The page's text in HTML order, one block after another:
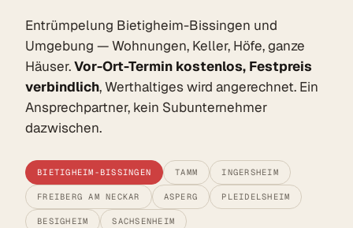
Entrümpelung Bietigheim-Bissingen und
Umgebung — Wohnungen, Keller, Höfe, ganze
Häuser.Vor-Ort-Termin kostenlos, Festpreis
verbindlich, Werthaltiges wird angerechnet. Ein
Ansprechpartner, kein Subunternehmer
dazwischen.
BIETIGHEIM-BISSINGEN TAMM INGERSHEIM
FREIBERG AM NECKAR ASPERG PLEIDELSHEIM
BESIGHEIM SACHSENHEIM